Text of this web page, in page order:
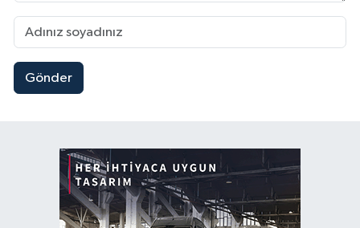
Gönder